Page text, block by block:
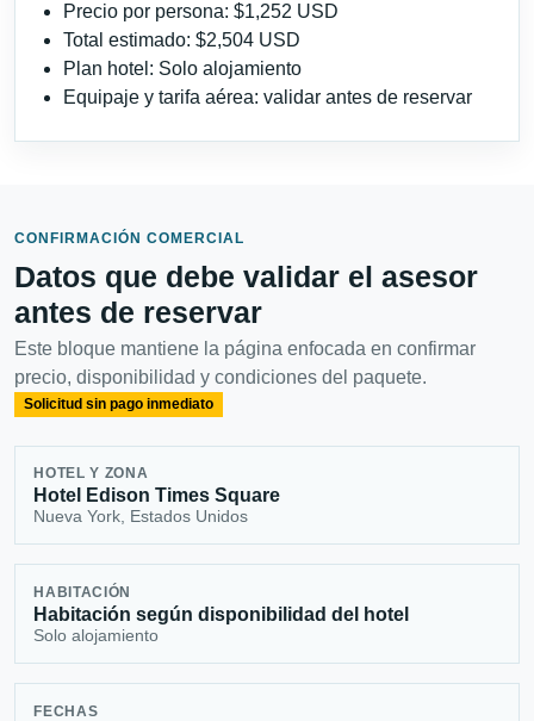
Precio por persona: $1,252 USD
Total estimado: $2,504 USD
Plan hotel: Solo alojamiento
Equipaje y tarifa aérea: validar antes de reservar
CONFIRMACIÓN COMERCIAL
Datos que debe validar el asesor
antes de reservar
Este bloque mantiene la página enfocada en confirmar
precio, disponibilidad y condiciones del paquete.
Solicitud sin pago inmediato
HOTEL Y ZONA
Hotel Edison Times Square
Nueva York, Estados Unidos
HABITACIÓN
Habitación según disponibilidad del hotel
Solo alojamiento
FECHAS